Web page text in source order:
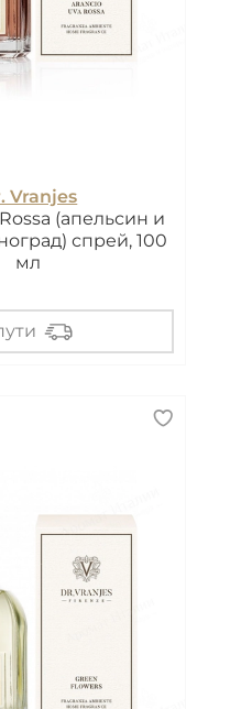
Vranjes
(апельсин и
спрей, 100
мл